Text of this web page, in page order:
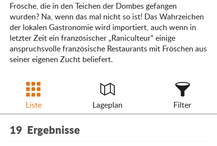
Frösche, die in den Teichen der Dombes gefangen
wurden? Na, wenn das mal nicht so ist! Das Wahrzeichen
der lokalen Gastronomie wird importiert, auch wenn in
letzter Zeit ein französischer „Raniculteur“ einige
anspruchsvolle französische Restaurants mit Fröschen aus
seiner eigenen Zucht beliefert.
Liste Lageplan Filter
19 Ergebnisse